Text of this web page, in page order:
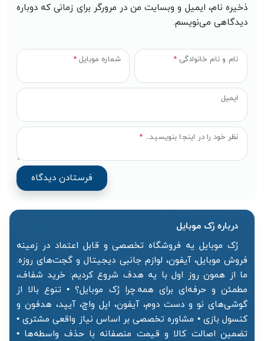
نظر خود را در اینجا بنویسید... *
نام و نام خانوادگی * شماره موبایل *
ایمیل
ذخیره نام، ایمیل و وبسایت من در مرورگر برای زمانی که دوباره
دیدگاهی می‌نویسم.
درباره رُک‌ موبایل
رُک موبایل یه فروشگاه تخصصی و قابل اعتماد در زمینه
فروش موبایل، آیفون، لوازم جانبی دیجیتال و گجت‌های روزه.
ما از همون روز اول با یه هدف شروع کردیم: خرید شفاف،
مطمئن و حرفه‌ای برای همه.چرا رُک موبایل؟ • تنوع بالا از
گوشی‌های نو و دست دوم، آیفون، اپل واچ، آیپد، هدفون و
کنسول بازی • مشاوره تخصصی بر اساس نیاز واقعی مشتری •
تضمین اصالت کالا و قیمت منصفانه با حذف واسطه‌ها •